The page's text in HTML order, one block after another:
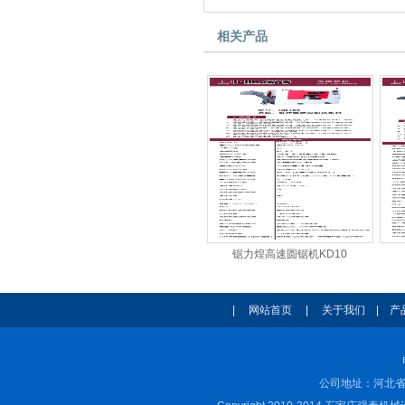
相关产品
锯力煌高速圆锯机KD10
网站首页| 关于我们 产
公司地址：河北